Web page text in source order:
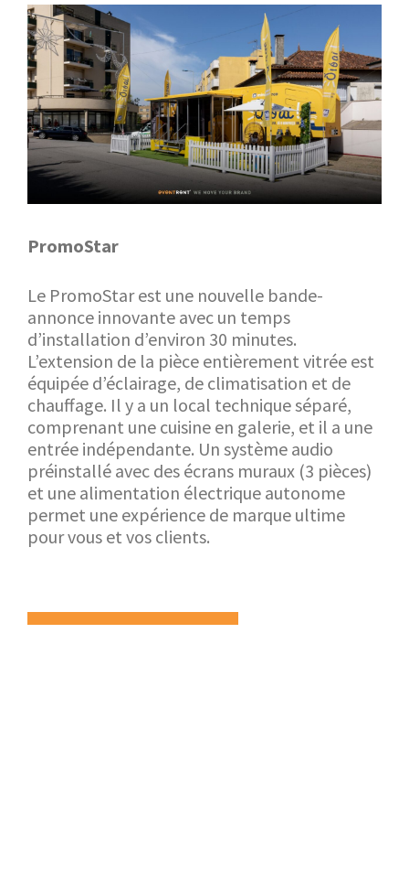
PromoStar
Le PromoStar est une nouvelle bande-
annonce innovante avec un temps
d’installation d’environ 30 minutes.
L’extension de la pièce entièrement vitrée est
équipée d’éclairage, de climatisation et de
chauffage. Il y a un local technique séparé,
comprenant une cuisine en galerie, et il a une
entrée indépendante. Un système audio
préinstallé avec des écrans muraux (3 pièces)
et une alimentation électrique autonome
permet une expérience de marque ultime
pour vous et vos clients.